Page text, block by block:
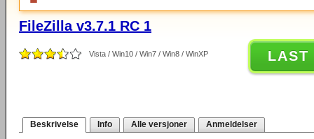
FileZilla v3.7.1 RC 1
Vista / Win10 / Win7 / Win8 / WinXP LAST
Beskrivelse Info Alle versjoner Anmeldelser